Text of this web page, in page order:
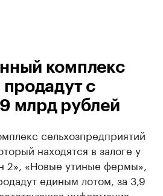
комплекс
с
млрд рублей
сельхозпредприятий
находятся в залоге у
2», «Новые утиные фермы»,
единым лотом, за 3,9